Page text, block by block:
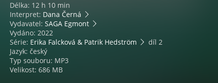
Délka: 12 h 10 min
Interpret: Dana Černá
Vydavatel: SAGA Egmont
Vydáno: 2022
Série: Erika Falcková & Patrik Hedström
díl 2
Jazyk: český
Typ souboru: MP3
Velikost: 686 MB